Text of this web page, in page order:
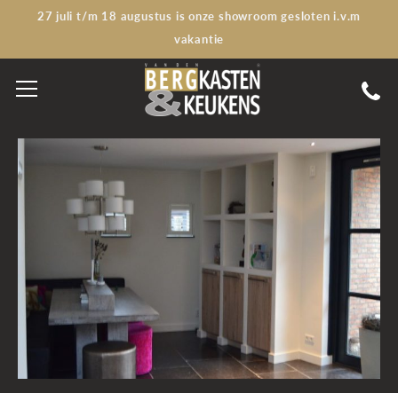
27 juli t/m 18 augustus is onze showroom gesloten i.v.m
vakantie